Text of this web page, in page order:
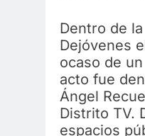
Dentro de
Dejóvenes
ocaso de
acto fue
Ángel
Distrito TV.
espacios